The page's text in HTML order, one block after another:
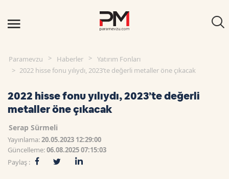
Paramevzu Haberler
Yatırım Fonları
2022 hisse fonu yılıydı, 2023’te değerli metaller öne çıkacak
2022 hisse fonu yılıydı, 2023’te değerli
metaller öne çıkacak
Serap Sürmeli
Yayınlama:20.05.2023 12:29:00
Güncelleme:06.08.2025 07:15:03
Paylaş :